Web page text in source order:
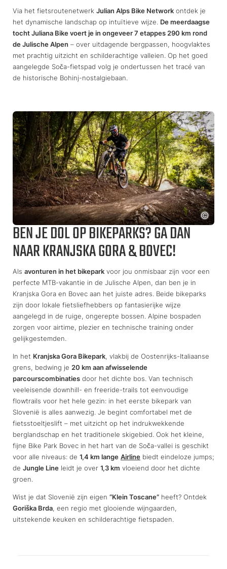
Via het fietsroutenetwerk Julian Alps Bike Network ontdek je
het dynamische landschap op intuïtieve wijze. De meerdaagse
tocht Juliana Bike voert je in ongeveer 7 etappes 290 km rond
de Julische Alpen – over uitdagende bergpassen, hoogvlaktes
met prachtig uitzicht en schilderachtige valleien. Op het goed
aangelegde Soča-fietspad volg je ondertussen het tracé van
de historische Bohinj-nostalgiebaan.
BEN JE DOL OP BIKEPARKS? GA DAN
NAAR KRANJSKA GORA & BOVEC!
Als avonturen in het bikepark voor jou onmisbaar zijn voor een
perfecte MTB-vakantie in de Julische Alpen, dan ben je in
Kranjska Gora en Bovec aan het juiste adres. Beide bikeparks
zijn door lokale fietsliefhebbers op fantasierijke wijze
aangelegd in de ruige, ongerepte bossen. Alpine bospaden
zorgen voor airtime, plezier en technische training onder
gelijkgestemden.
In het Kranjska Gora Bikepark, vlakbij de Oostenrijks-Italiaanse
grens, bedwing je 20 km aan afwisselende
parcourscombinaties door het dichte bos. Van technisch
veeleisende downhill- en freeride-trails tot eenvoudige
flowtrails voor het hele gezin: in het eerste bikepark van
Slovenië is alles aanwezig. Je begint comfortabel met de
fietsstoeltjeslift – met uitzicht op het indrukwekkende
berglandschap en het traditionele skigebied. Ook het kleine,
fijne Bike Park Bovec in het hart van de Soča-vallei is geschikt
voor alle niveaus: de 1,4 km lange Airline biedt eindeloze jumps;
de Jungle Line leidt je over 1,3 km vloeiend door het dichte
groen.
Wist je dat Slovenië zijn eigen “Klein Toscane” heeft? Ontdek
Goriška Brda, een regio met glooiende wijngaarden,
uitstekende keuken en schilderachtige fietspaden.